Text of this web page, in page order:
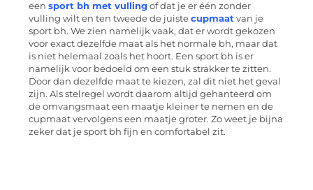
een sport bh met vulling of dat je er één zonder
vulling wilt en ten tweede de juiste cupmaat van je
sport bh. We zien namelijk vaak, dat er wordt gekozen
voor exact dezelfde maat als het normale bh, maar dat
is niet helemaal zoals het hoort. Een sport bh is er
namelijk voor bedoeld om een stuk strakker te zitten.
Door dan dezelfde maat te kiezen, zal dit niet het geval
zijn. Als stelregel wordt daarom altijd gehanteerd om
de omvangsmaat een maatje kleiner te nemen en de
cupmaat vervolgens een maatje groter. Zo weet je bijna
zeker dat je sport bh fijn en comfortabel zit.